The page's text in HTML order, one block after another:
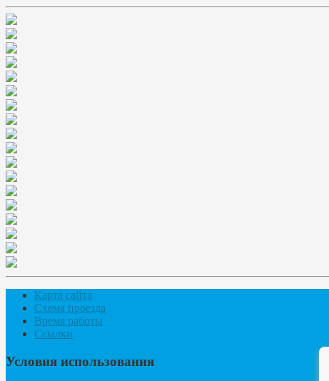
Карта сайта
Схема проезда
Время работы
Ссылки
Условия использования